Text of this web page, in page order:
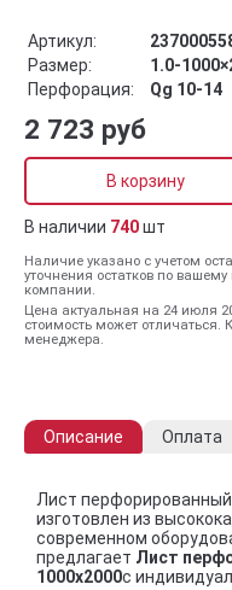
Артикул:
Размер:
1.0-
Перфорация:
Qg 10-14
2 723 руб
В корзину
В наличии 740шт
Наличие указано с учетом
уточнения остатков по
компании.
Цена актуальная на 24 июля
стоимость может отличаться.
менеджера.
Описание Оплата
Лист перфорированный
изготовлен из
современном
предлагает Лист
1000х2000с